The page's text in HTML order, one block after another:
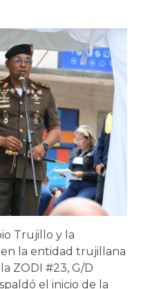
Trujillo y la
la entidad trujillana
ZODI #23, G/D
el inicio de la